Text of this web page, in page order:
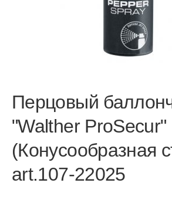
Перцовый
"Walther ProSecur"
(Конусообразная
art.107-22025